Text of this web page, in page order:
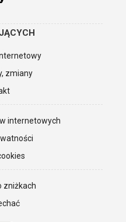
zmiany
internetowych
zniżkach